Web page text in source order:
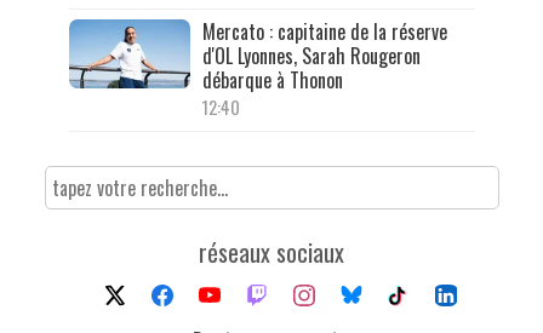
Mercato : capitaine de la réserve
d'OL Lyonnes, Sarah Rougeron
débarque à Thonon
12:40
réseaux sociaux